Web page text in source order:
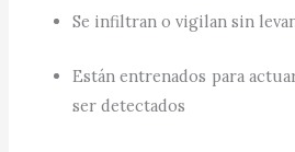
Se infiltran o vigilan sin
Están entrenados para
ser detectados